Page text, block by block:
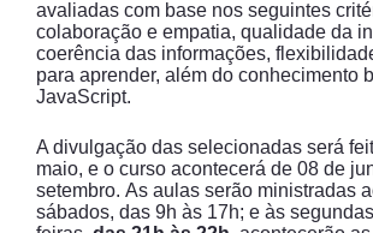
avaliadas com base nos seguintes
colaboração e empatia, qualidade da
coerência das informações,
para aprender, além do conhecimento
JavaScript.
A divulgação das selecionadas será
maio, e o curso acontecerá de 08 de
setembro. As aulas serão ministradas
sábados, das 9h às 17h; e às